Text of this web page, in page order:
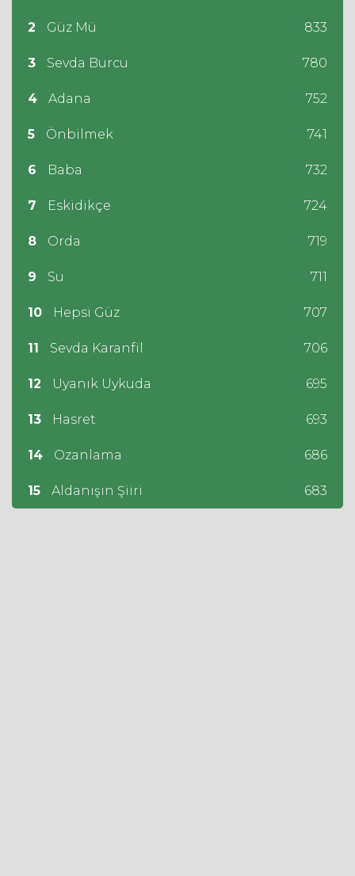
2 Güz Mü 833
3 Sevda Burcu 780
4 Adana 752
5 Önbilmek 741
6 Baba 732
7 Eskidikçe 724
8 Orda 719
9 Su 711
10 Hepsi Güz 707
11 Sevda Karanfil 706
12 Uyanık Uykuda 695
13 Hasret 693
14 Ozanlama 686
15 Aldanışın Şiiri 683